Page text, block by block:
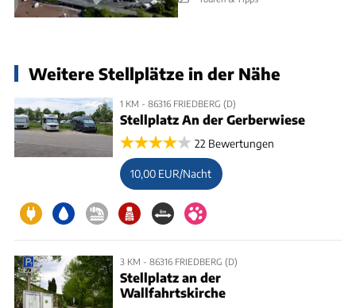
Weitere Stellplätze in der Nähe
1 KM - 86316 FRIEDBERG (D)
Stellplatz An der Gerberwiese
22 Bewertungen
10,00 EUR/Nacht
3 KM - 86316 FRIEDBERG (D)
Stellplatz an der
Wallfahrtskirche